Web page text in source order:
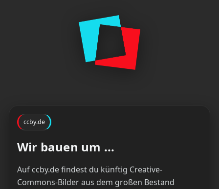
ccby.de
Wir bauen um ...
Auf ccby.de findest du künftig Creative-
Commons-Bilder aus dem großen Bestand